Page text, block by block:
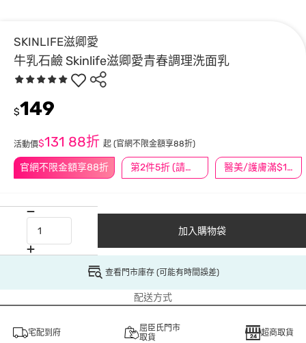
SKINLIFE滋卿愛
牛乳石鹼 Skinlife滋卿愛青春調理洗面乳
官網不限金額享88折 第2件5折 (請任選2件商品) 醫美/護膚滿$1200送$200
$149
活動價$131 88折 起 (官網不限金額享88折)
加入購物袋
查看門市庫存 (可能有時間誤差)
配送方式
宅配到府
屈臣氏門市
取貨
超商取貨